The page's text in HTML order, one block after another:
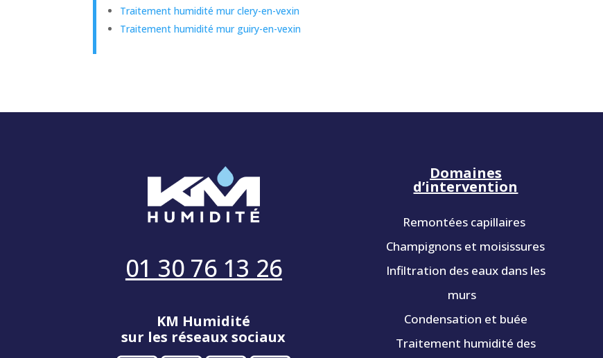
Traitement humidité mur clery-en-vexin
Traitement humidité mur guiry-en-vexin
01 30 76 13 26
KM Humidité
sur les réseaux sociaux
Domaines
d’intervention
Remontées capillaires
Champignons et moisissures
Infiltration des eaux dans les
murs
Condensation et buée
Traitement humidité des